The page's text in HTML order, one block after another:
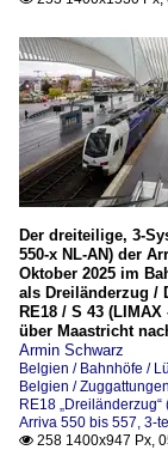
Der dreiteilige, 3-
550-x NL-AN) der
Oktober 2025 im
als Dreiländerzug /
RE18 / S 43
über Maastricht
Armin Schwarz
Belgien / Bahnhöfe /
Belgien /
RE18 „Dreiländerzug“
Arriva 550 bis 557, 3-
 258 1400x947 Px,